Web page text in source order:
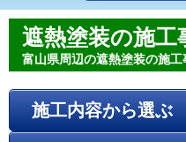
遮熱塗装の施工
富山県周辺の遮熱塗装の施工
施工内容から選ぶ